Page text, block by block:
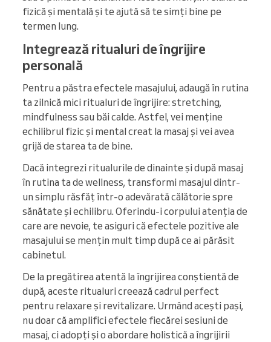
fizică și mentală și te ajută să te simți bine pe
termen lung.
Integrează ritualuri de îngrijire
personală
Pentru a păstra efectele masajului, adaugă în rutina
ta zilnică mici ritualuri de îngrijire: stretching,
mindfulness sau băi calde. Astfel, vei menține
echilibrul fizic și mental creat la masaj și vei avea
grijă de starea ta de bine.
Dacă integrezi ritualurile de dinainte și după masaj
în rutina ta de wellness, transformi masajul dintr-
un simplu răsfăț într-o adevărată călătorie spre
sănătate și echilibru. Oferindu-i corpului atenția de
care are nevoie, te asiguri că efectele pozitive ale
masajului se mențin mult timp după ce ai părăsit
cabinetul.
De la pregătirea atentă la îngrijirea conștientă de
după, aceste ritualuri creează cadrul perfect
pentru relaxare și revitalizare. Urmând acești pași,
nu doar că amplifici efectele fiecărei sesiuni de
masaj, ci adopți și o abordare holistică a îngrijirii